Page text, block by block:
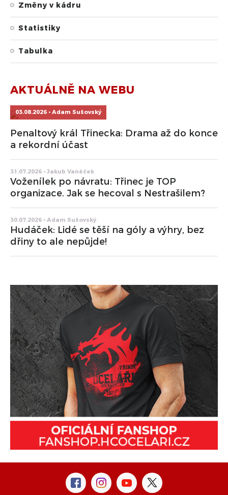
Změny v kádru
Statistiky
Tabulka
AKTUÁLNĚ NA WEBU
03.08.2026 • Adam Sušovský
Penaltový král Třinecka: Drama až do konce
a rekordní účast
31.07.2026 • Jakub Vaněček
Voženílek po návratu: Třinec je TOP
organizace. Jak se hecoval s Nestrašilem?
30.07.2026 • Adam Sušovský
Hudáček: Lidé se těší na góly a výhry, bez
dřiny to ale nepůjde!